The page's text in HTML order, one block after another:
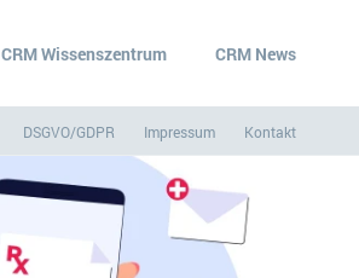
CRM Wissenszentrum CRM News
DSGVO/GDPR Impressum Kontakt